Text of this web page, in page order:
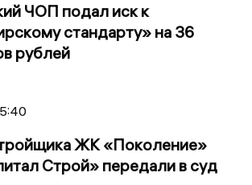
ЧОП подал иск к
стандарту» на 36
рублей
ЖК «Поколение»
Строй» передали в суд